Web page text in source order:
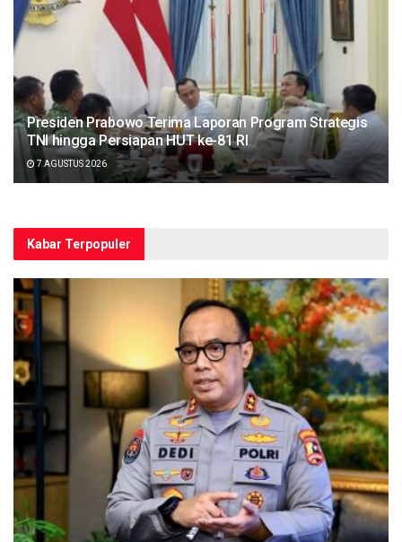
Presiden Prabowo Terima Laporan Program Strategis
TNI hingga Persiapan HUT ke-81 RI
7 AGUSTUS 2026
Kabar Terpopuler